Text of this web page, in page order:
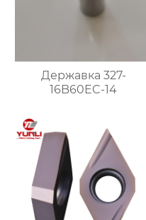
Державка 327-
16B60EC-14